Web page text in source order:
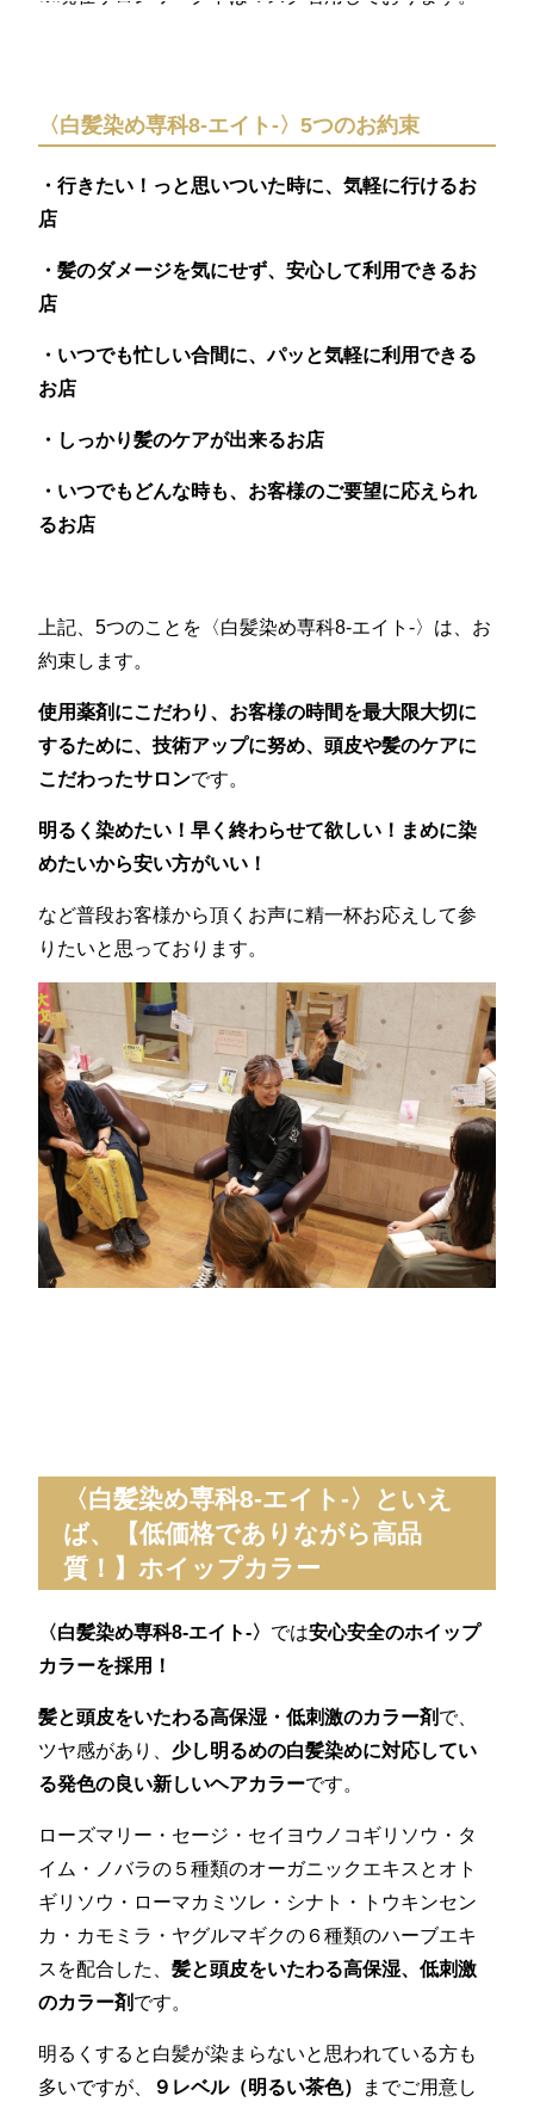
〈白髪染め専科8-エイト-〉5つのお約束
・行きたい！っと思いついた時に、気軽に行けるお
店
・髪のダメージを気にせず、安心して利用できるお
店
・いつでも忙しい合間に、パッと気軽に利用できる
お店
・しっかり髪のケアが出来るお店
・いつでもどんな時も、お客様のご要望に応えられ
るお店
上記、5つのことを〈白髪染め専科8-エイト-〉は、お
約束します。
使用薬剤にこだわり、お客様の時間を最大限大切に
するために、技術アップに努め、頭皮や髪のケアに
こだわったサロンです。
明るく染めたい！早く終わらせて欲しい！まめに染
めたいから安い方がいい！
など普段お客様から頂くお声に精一杯お応えして参
りたいと思っております。
〈白髪染め専科8-エイト-〉といえ
ば、【低価格でありながら高品
質！】ホイップカラー
〈白髪染め専科8-エイト-〉 では安心安全のホイップ
カラーを採用！
髪と頭皮をいたわる高保湿・低刺激のカラー剤 で、
ツヤ感があり、少し明るめの白髪染めに対応してい
る発色の良い新しいヘアカラーです。
ローズマリー・セージ・セイヨウノコギリソウ・タ
イム・ノバラの５種類のオーガニックエキスとオト
ギリソウ・ローマカミツレ・シナト・トウキンセン
カ・カモミラ・ヤグルマギクの６種類のハーブエキ
スを配合した、髪と頭皮をいたわる高保湿、低刺激
のカラー剤 です。
明るくすると白髪が染まらないと思われている方も
多いですが、
９レベル（明るい茶色）
までご用意し